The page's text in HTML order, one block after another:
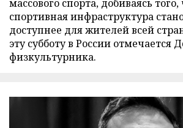
массового спорта, добиваясь
спортивная инфраструктура
доступнее для жителей всей
эту субботу в России отмечается
физкультурника.